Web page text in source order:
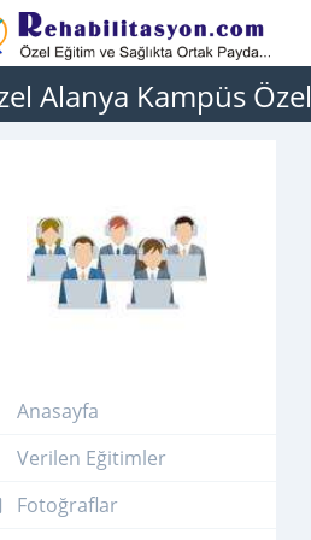
Alanya Kampüs
Anasayfa
Verilen Eğitimler
Fotoğraflar